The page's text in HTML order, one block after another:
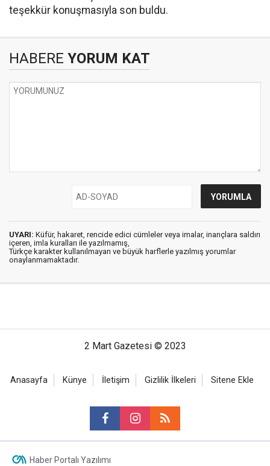
teşekkür konuşmasıyla son buldu.
HABERE YORUM KAT
UYARI: Küfür, hakaret, rencide edici cümleler veya imalar, inançlara saldırı
içeren, imla kuralları ile yazılmamış,
Türkçe karakter kullanılmayan ve büyük harflerle yazılmış yorumlar
onaylanmamaktadır.
2 Mart Gazetesi © 2023
Anasayfa Künye İletişim Gizlilik İlkeleri Sitene Ekle
Haber Portalı Yazılımı